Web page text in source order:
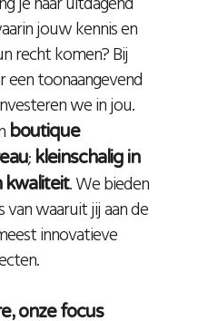
jouw kennis en
recht komen? Bij
een toonaangevend
we in jou.
boutique
; kleinschalig in
kwaliteit. We bieden
van waaruit jij aan de
innovatieve
onze focus